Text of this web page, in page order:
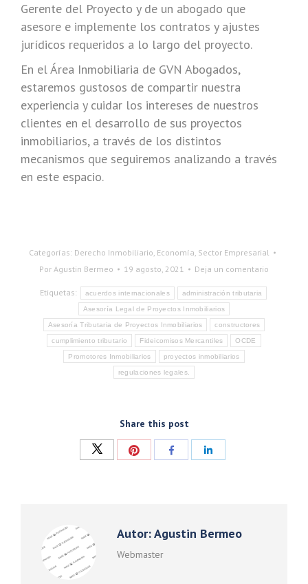
Gerente del Proyecto y de un abogado que
asesore e implemente los contratos y ajustes
jurídicos requeridos a lo largo del proyecto.
En el Área Inmobiliaria de GVN Abogados,
estaremos gustosos de compartir nuestra
experiencia y cuidar los intereses de nuestros
clientes en el desarrollo de sus proyectos
inmobiliarios, a través de los distintos
mecanismos que seguiremos analizando a través
en este espacio.
Categorías: Derecho Inmobiliario, Economía, Sector Empresarial
Por Agustin Bermeo 19 agosto, 2021 Deja un comentario
Etiquetas: acuerdos internacionales administración tributaria
Asesoría Legal de Proyectos Inmobiliarios
Asesoría Tributaria de Proyectos Inmobiliarios constructores
cumplimiento tributario Fideicomisos Mercantiles OCDE
Promotores Inmobiliarios proyectos inmobiliarios
regulaciones legales.
Share this post
Compartir CompartirCompartir
Autor:Agustin Bermeo
Webmaster